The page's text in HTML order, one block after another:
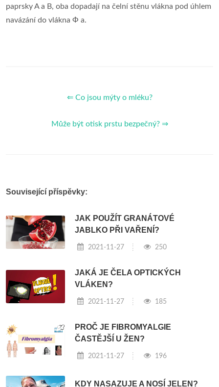
paprsky A a B, oba dopadají na čelní stěnu vlákna pod úhlem
navázání do vlákna Ф a.
⇐ Co jsou mýty o mléku?
Může být otisk prstu bezpečný? ⇒
Související příspěvky:
JAK POUŽÍT GRANÁTOVÉ
JABLKO PŘI VAŘENÍ?
2021-11-27 250
JAKÁ JE ČELA OPTICKÝCH
VLÁKEN?
2021-11-27 185
PROČ JE FIBROMYALGIE
ČASTĚJŠÍ U ŽEN?
2021-11-27 196
KDY NASAZUJE A NOSÍ JELEN?